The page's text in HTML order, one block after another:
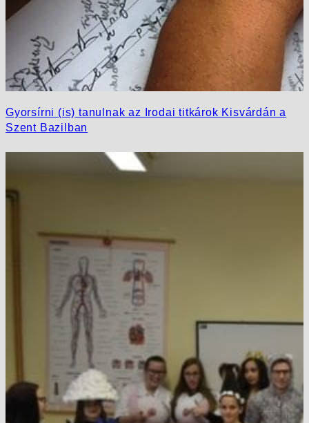
Gyorsírni (is) tanulnak az Irodai titkárok Kisvárdán a
Szent Bazilban